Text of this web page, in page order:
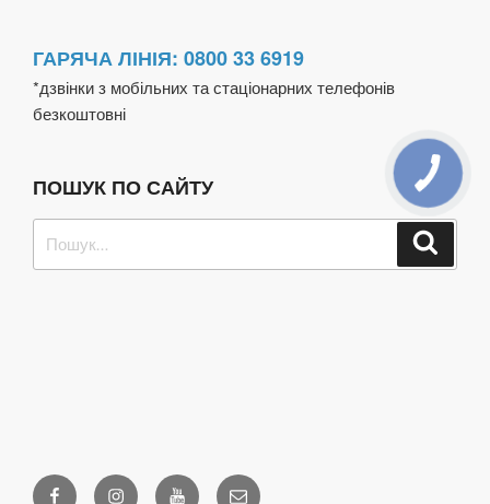
ГАРЯЧА ЛІНІЯ: 0800 33 6919
*дзвінки з мобільних та стаціонарних телефонів
безкоштовні
ПОШУК ПО САЙТУ
за
FacebookInstagramYoutubeEmail